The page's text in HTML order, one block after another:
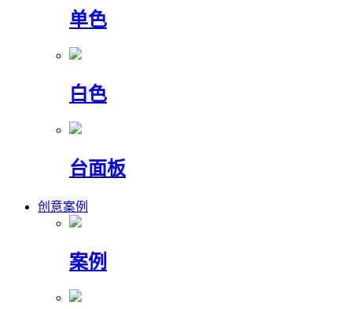
单色
白色
台面板
创意案例
案例